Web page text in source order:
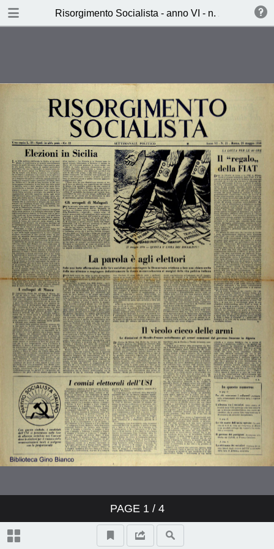
Risorgimento Socialista - anno VI - n. 21 - 26
PAGE 1/ 4
TABLE OF CONTENTS
(Ennio Sannita)
Le vie nuove dell’unitò operaia (
La settimana dei socialisti